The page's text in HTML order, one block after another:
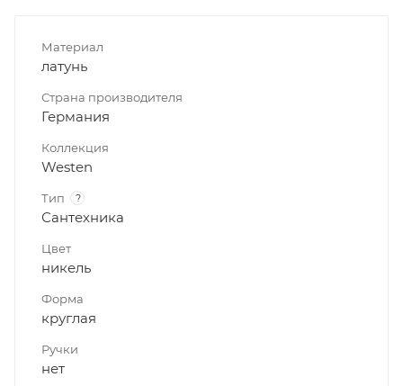
Материал
латунь
Страна производителя
Германия
Коллекция
Westen
Тип ?
Сантехника
Цвет
никель
Форма
круглая
Ручки
нет